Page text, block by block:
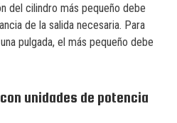
del cilindro más pequeño debe
de la salida necesaria. Para
pulgada, el más pequeño debe
unidades de potencia